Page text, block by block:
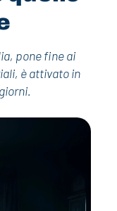
pone fine ai
è attivato in